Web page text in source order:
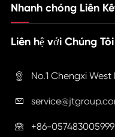
Nhanh chóng Liên
Liên hệ với Chúng Tôi
 No.1 Chengxi

 +86-057483005999